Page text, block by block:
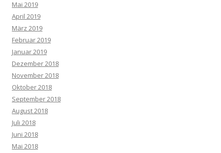
Mai 2019
April 2019
März 2019
Februar 2019
Januar 2019
Dezember 2018
November 2018
Oktober 2018
September 2018
August 2018
Juli 2018
Juni 2018
Mai 2018